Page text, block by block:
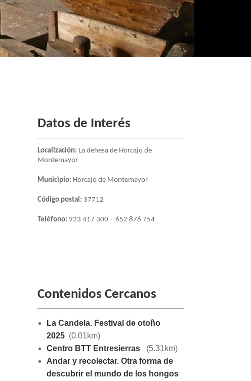
Datos de Interés
Localización: La dehesa de Horcajo de
Montemayor
Municipio: Horcajo de Montemayor
Código postal: 37712
Teléfono: 923 417 300 - 652 876 754
Contenidos Cercanos
La Candela. Festival de otoño
2025 (0.01km)
Centro BTT Entresierras
(5.31km)
Andar y recolectar. Otra forma de
descubrir el mundo de los hongos